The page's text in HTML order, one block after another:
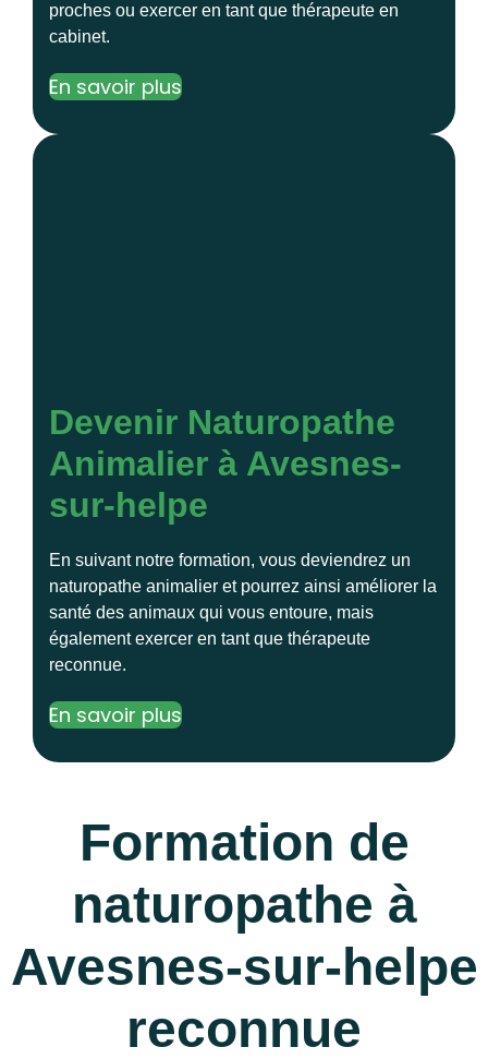
proches ou exercer en tant que thérapeute en
cabinet.
En savoir plus
Devenir Naturopathe
Animalier à Avesnes-
sur-helpe
En suivant notre formation, vous deviendrez un
naturopathe animalier et pourrez ainsi améliorer la
santé des animaux qui vous entoure, mais
également exercer en tant que thérapeute
reconnue.
En savoir plus
Formation de
naturopathe à
Avesnes-sur-helpe
reconnue